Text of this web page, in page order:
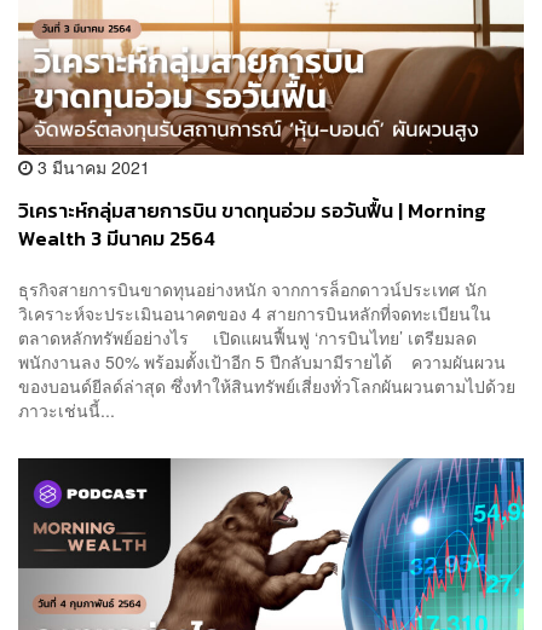
3 มีนาคม 2021
วิเคราะห์กลุ่มสายการบิน ขาดทุนอ่วม รอวันฟื้น | Morning
Wealth 3 มีนาคม 2564
ธุรกิจสายการบินขาดทุนอย่างหนัก จากการล็อกดาวน์ประเทศ นัก
วิเคราะห์จะประเมินอนาคตของ 4 สายการบินหลักที่จดทะเบียนใน
ตลาดหลักทรัพย์อย่างไร เปิดแผนฟื้นฟู ‘การบินไทย’ เตรียมลด
พนักงานลง 50% พร้อมตั้งเป้าอีก 5 ปีกลับมามีรายได้ ความผันผวน
ของบอนด์ยีลด์ล่าสุด ซึ่งทำให้สินทรัพย์เสี่ยงทั่วโลกผันผวนตามไปด้วย
ภาวะเช่นนี้...